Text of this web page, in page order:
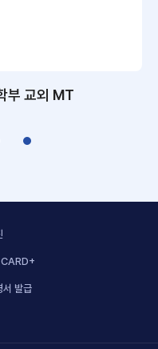
부 교외 MT
서 발급